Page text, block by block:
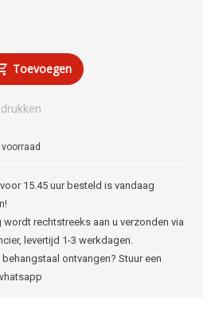
Toevoegen
voorraad
15.45 uur besteld is vandaag
wordt rechtstreeks aan u verzonden via
levertijd 1-3 werkdagen.
behangstaal ontvangen? Stuur een